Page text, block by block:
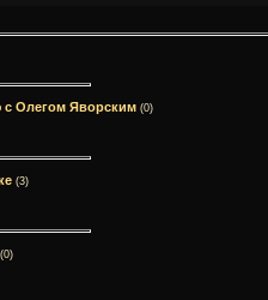
с Олегом Яворским (0)
(3)
(0)